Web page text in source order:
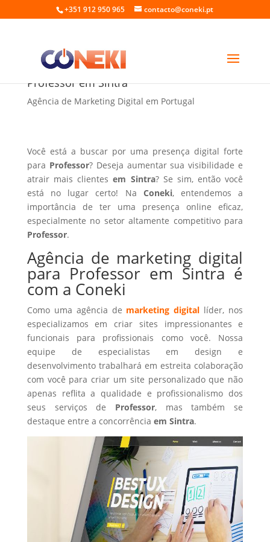
+351 912 950 965 contacto@coneki.pt
Agência de marketing digital para
Professor em Sintra
Agência de Marketing Digital em Portugal
Você está a buscar por uma presença digital forte
para Professor? Deseja aumentar sua visibilidade e
atrair mais clientesem Sintra? Se sim, então você
está no lugar certo! Na Coneki, entendemos a
importância de ter uma presença online eficaz,
especialmente no setor altamente competitivo para
Professor.
Agência de marketing digital
para Professor em Sintra é
com a Coneki
Como uma agência de marketing digital líder, nos
especializamos em criar sites impressionantes e
funcionais para profissionais como você. Nossa
equipe de especialistas em design e
desenvolvimento trabalhará em estreita colaboração
com você para criar um site personalizado que não
apenas reflita a qualidade e profissionalismo dos
seus serviços de Professor, mas também se
destaque entre a concorrência em Sintra.